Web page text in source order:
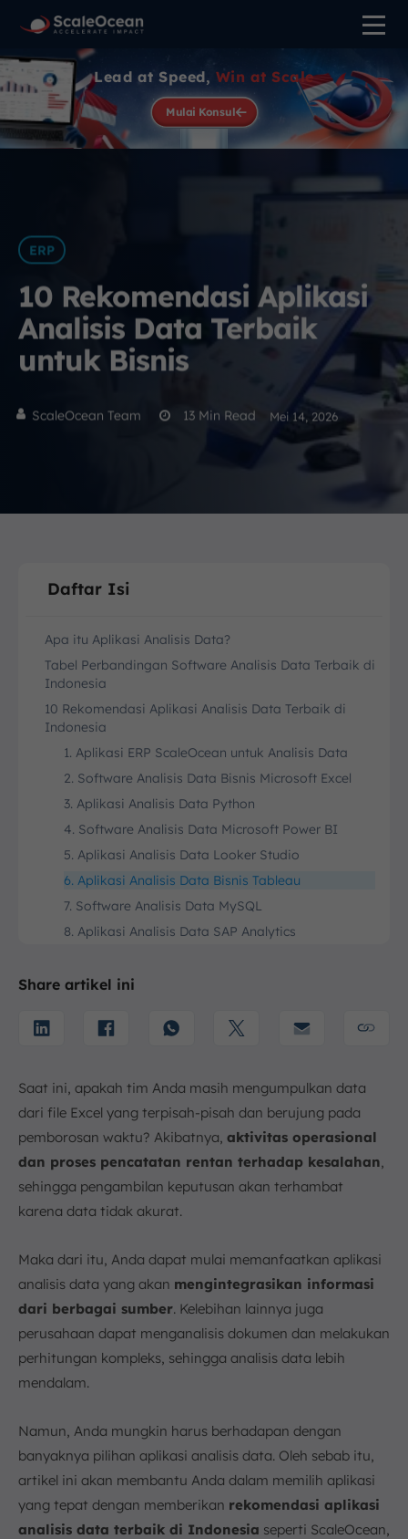
Lead at Speed, Win at Scale
Mulai Konsul
ERP
10 Rekomendasi Aplikasi
Analisis Data Terbaik
untuk Bisnis
ScaleOcean Team 13 Min Read Mei 14, 2026
Daftar Isi
Apa itu Aplikasi Analisis Data?
Tabel Perbandingan Software Analisis Data Terbaik di
Indonesia
10 Rekomendasi Aplikasi Analisis Data Terbaik di
Indonesia
1. Aplikasi ERP ScaleOcean untuk Analisis Data
2. Software Analisis Data Bisnis Microsoft Excel
3. Aplikasi Analisis Data Python
4. Software Analisis Data Microsoft Power BI
5. Aplikasi Analisis Data Looker Studio
6. Aplikasi Analisis Data Bisnis Tableau
7. Software Analisis Data MySQL
8. Aplikasi Analisis Data SAP Analytics
10. Aplikasi Analisis Data Qlik Sense
1. Tujuan Analisis
3. Jenis Data
4. Tingkat Keahlian
Kesimpulan
FAQ:
Share artikel ini
Saat ini, apakah tim Anda masih mengumpulkan data
dari file Excel yang terpisah-pisah dan berujung pada
pemborosan waktu? Akibatnya, aktivitas operasional
dan proses pencatatan rentan terhadap kesalahan,
sehingga pengambilan keputusan akan terhambat
karena data tidak akurat.
Maka dari itu, Anda dapat mulai memanfaatkan aplikasi
analisis data yang akan mengintegrasikan informasi
dari berbagai sumber. Kelebihan lainnya juga
perusahaan dapat menganalisis dokumen dan melakukan
perhitungan kompleks, sehingga analisis data lebih
mendalam.
Namun, Anda mungkin harus berhadapan dengan
banyaknya pilihan aplikasi analisis data. Oleh sebab itu,
artikel ini akan membantu Anda dalam memilih aplikasi
yang tepat dengan memberikan rekomendasi aplikasi
analisis data terbaik di Indonesia seperti ScaleOcean,